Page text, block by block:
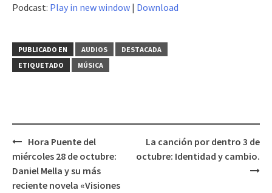
audio
Podcast: Play in new window | Download
PUBLICADO EN AUDIOS
DESTACADA
ETIQUETADO
MÚSICA
Navegación
de
entradas
Hora Puente del
miércoles 28 de octubre:
Daniel Mella y su más
reciente novela «Visiones
La canción por dentro 3 de
octubre: Identidad y cambio.